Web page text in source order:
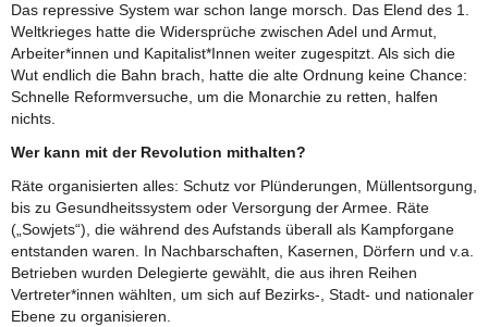
Das repressive System war schon lange morsch. Das Elend des 1.
Weltkrieges hatte die Widersprüche zwischen Adel und Armut,
Arbeiter*innen und Kapitalist*Innen weiter zugespitzt. Als sich die
Wut endlich die Bahn brach, hatte die alte Ordnung keine Chance:
Schnelle Reformversuche, um die Monarchie zu retten, halfen
nichts.
Wer kann mit der Revolution mithalten?
Räte organisierten alles: Schutz vor Plünderungen, Müllentsorgung,
bis zu Gesundheitssystem oder Versorgung der Armee. Räte
(„Sowjets“), die während des Aufstands überall als Kampforgane
entstanden waren. In Nachbarschaften, Kasernen, Dörfern und v.a.
Betrieben wurden Delegierte gewählt, die aus ihren Reihen
Vertreter*innen wählten, um sich auf Bezirks-, Stadt- und nationaler
Ebene zu organisieren.